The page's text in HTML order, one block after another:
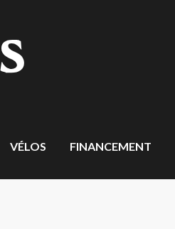
VÉLOS FINANCEMENT